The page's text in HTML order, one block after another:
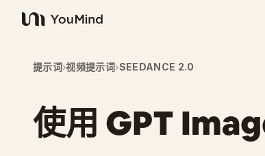
YouMind
提示词›视频提示词›SEEDANCE 2.0
使用 GPT